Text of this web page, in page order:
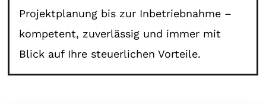
Projektplanung bis zur Inbetriebnahme –
kompetent, zuverlässig und immer mit
Blick auf Ihre steuerlichen Vorteile.